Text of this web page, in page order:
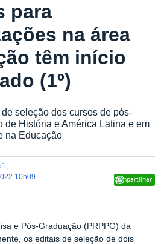
para
na área
têm início
(1º)
seleção dos cursos de pós-
de História e América Latina e em
na Educação
Compartilhar
10h09
e Pós-Graduação (PRPPG) da
os editais de seleção de dois